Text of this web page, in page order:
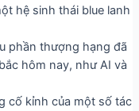
hệ sinh thái blue lanh
phần thượng hạng đã
hôm nay, như AI và
cố kỉnh của một số tác